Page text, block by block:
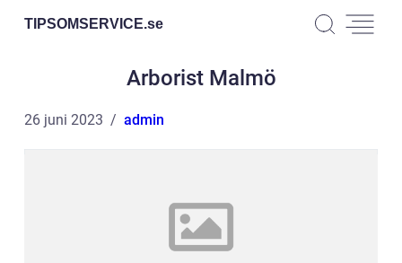
TIPSOMSERVICE.se
Arborist Malmö
26 juni 2023 admin